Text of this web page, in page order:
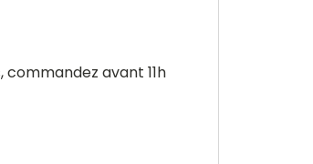
avant 11h